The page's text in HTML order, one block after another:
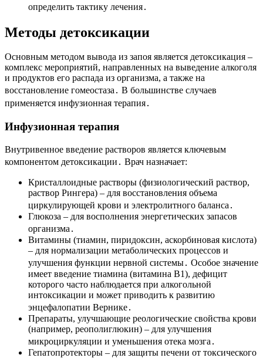
определить тактику лечения․
Методы детоксикации
Основным методом вывода из запоя является детоксикация –
комплекс мероприятий, направленных на выведение алкоголя
и продуктов его распада из организма, а также на
восстановление гомеостаза․ В большинстве случаев
применяется инфузионная терапия․
Инфузионная терапия
Внутривенное введение растворов является ключевым
компонентом детоксикации․ Врач назначает:
Кристаллоидные растворы (физиологический раствор,
раствор Рингера) – для восстановления объема
циркулирующей крови и электролитного баланса․
Глюкоза – для восполнения энергетических запасов
организма․
Витамины (тиамин, пиридоксин, аскорбиновая кислота)
– для нормализации метаболических процессов и
улучшения функции нервной системы․ Особое значение
имеет введение тиамина (витамина B1), дефицит
которого часто наблюдается при алкогольной
интоксикации и может приводить к развитию
энцефалопатии Вернике․
Препараты, улучшающие реологические свойства крови
(например, реополиглюкин) – для улучшения
микроциркуляции и уменьшения отека мозга․
Гепатопротекторы – для защиты печени от токсического